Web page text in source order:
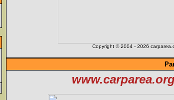
Copyright © 2004 - 2026